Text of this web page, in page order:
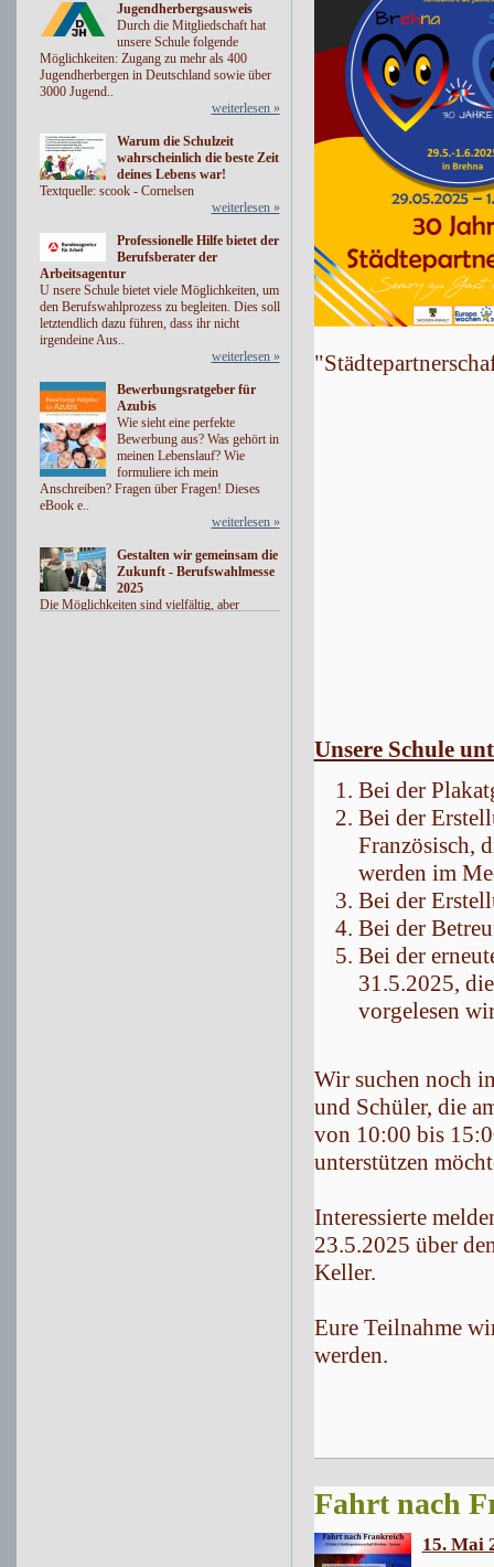
Jugendherbergsausweis
Durch die Mitgliedschaft hat
unsere Schule folgende
Möglichkeiten: Zugang zu mehr als 400
Jugendherbergen in Deutschland sowie über
3000 Jugend..
weiterlesen »
Warum die Schulzeit
wahrscheinlich die beste Zeit
deines Lebens war!
Textquelle: scook - Cornelsen
weiterlesen »
Professionelle Hilfe bietet der
Berufsberater der
Arbeitsagentur
U nsere Schule bietet viele Möglichkeiten, um
den Berufswahlprozess zu begleiten. Dies soll
letztendlich dazu führen, dass ihr nicht
irgendeine Aus..
weiterlesen »
Bewerbungsratgeber für
Azubis
Wie sieht eine perfekte
Bewerbung aus? Was gehört in
meinen Lebenslauf? Wie
formuliere ich mein
Anschreiben? Fragen über Fragen! Dieses
eBook e..
weiterlesen »
Gestalten wir gemeinsam die
Zukunft - Berufswahlmesse
2025
Die Möglichkeiten sind vielfältig, aber
Unsere Schule
Bei der
Bei der
Französisch,
werden im
Bei der
Bei der
Bei der
31.5.2025,
vorgelesen
Wir suchen noch
und Schüler, die
von 10:00 bis
unterstützen
Interessierte
23.5.2025 über
Keller.
Eure Teilnahme
werden.
Fahrt nach
15. Mai